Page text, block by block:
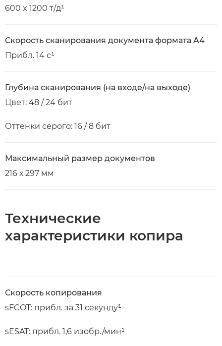
600 x 1200 т/д¹
Скорость сканирования документа формата A4
Прибл. 14 с¹
Глубина сканирования (на входе/на выходе)
Цвет: 48 / 24 бит
Оттенки серого: 16 / 8 бит
Максимальный размер документов
216 х 297 мм
Технические
характеристики копира
Скорость копирования
sFCOT: прибл. за 31 секунду¹
sESAT: прибл. 1,6 изобр./мин¹